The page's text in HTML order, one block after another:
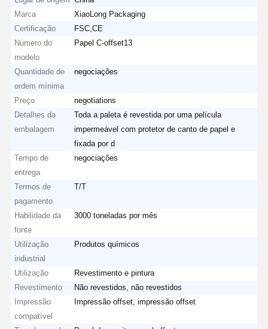
Marca
XiaoLong Packaging
Certificação
FSC,CE
Número do
modelo
Papel C-offset13
Quantidade de
ordem mínima
negociações
Preço
negotiations
Detalhes da
embalagem
Toda a paleta é revestida por uma película
impermeável com protetor de canto de papel e
fixada por d
Tempo de
entrega
negociações
Termos de
pagamento
T/T
Habilidade da
fonte
3000 toneladas por mês
Utilização
industrial
Produtos químicos
Utilização
Revestimento e pintura
Revestimento
Não revestidos, não revestidos
Impressão
compatível
Impressão offset, impressão offset